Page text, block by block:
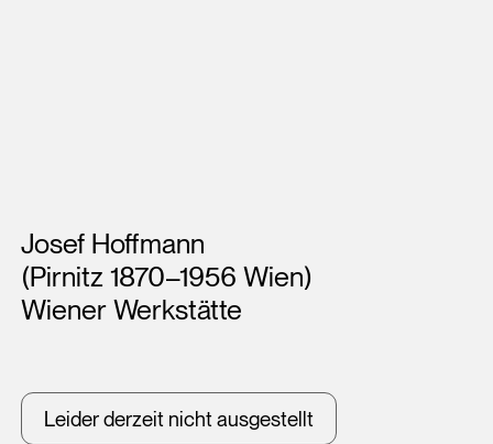
Künstler*innen
Josef Hoffmann
(Pirnitz 1870–1956 Wien)
Wiener Werkstätte
Leider derzeit nicht ausgestellt